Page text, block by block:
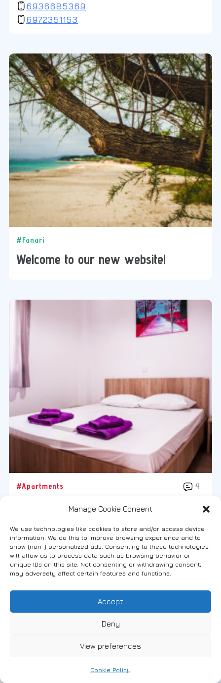
Manage Cookie Consent
We use technologies like cookies to store and/or access device
information. We do this to improve browsing experience and to
show (non-) personalized ads. Consenting to these technologies
will allow us to process data such as browsing behavior or
unique IDs on this site. Not consenting or withdrawing consent,
may adversely affect certain features and functions.
Accept
Deny
View preferences
Cookie Policy
6936685369
6972351153
#Fanari
Welcome to our new website!
#Apartments 4
6982175413